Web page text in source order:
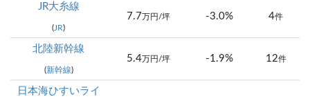
JR大糸線
(JR)
7.7万円/坪 -3.0% 4件
北陸新幹線
(新幹線)
5.4万円/坪 -1.9% 12件
日本海ひすいライ